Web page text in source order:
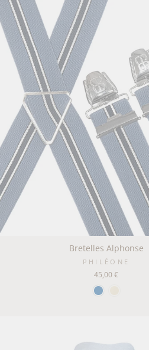
Bretelles Alphonse
PHILÉONE
45,00 €